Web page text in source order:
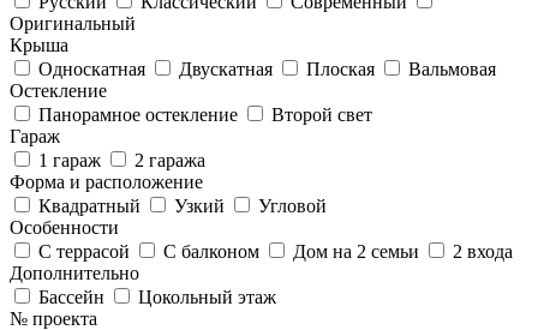
Оригинальный
Крыша
Односкатная
Двускатная Плоская
Вальмовая
Остекление
Панорамное остекление
Второй свет
Гараж
1 гараж
2 гаража
Форма и расположение
Квадратный
Узкий
Угловой
Особенности
С террасой
С балконом Дом на 2 семьи
2 входа
Дополнительно
Бассейн
Цокольный этаж
№ проекта